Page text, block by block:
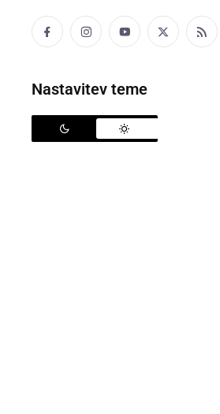
Nastavitev teme
Iztekel se je rok
predlagala, da se
Izberite kot